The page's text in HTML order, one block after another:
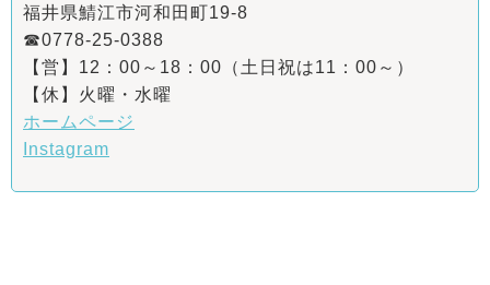
福井県鯖江市河和田町19-8
☎0778-25-0388
【営】12：00～18：00（土日祝は11：00～）
【休】火曜・水曜
ホームページ
Instagram